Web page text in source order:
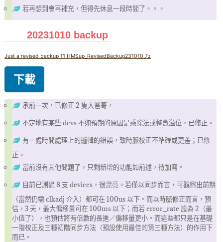
若再想到會再補充，但得先休息一段時間了。。。
20231010 backup
Just a revised backup 11 HMSup_RevisedBackup231010.7z
下載
承前一次，已修正 2 隻大爸哥，
不定地有某些 devs 不如預期的原因是乘除法或整數溢位，已修正。
有一處時間處理上的邏輯的錯誤，致時脈校正不準確或更差；已修
正。
當前沒有其他問題了，只剩新增的功能如前述，待加寫。
目前已測過 8 支 devices，很漂亮。若僅以同步而言，可觀察出前期
（當然仍需 clkadj 介入）都可在 100us 以下。而以時脈修正而言，預
估，3 天，最大偏移量可在 100ms 以下；而若 error_rate 設為 2（最
小值了），也預估將有倍數的長進／偏移量更小。而這些都只是在基礎
一階校正及三種初階同步方法（預設使用最佳的第三種方法）的作用下
而已。